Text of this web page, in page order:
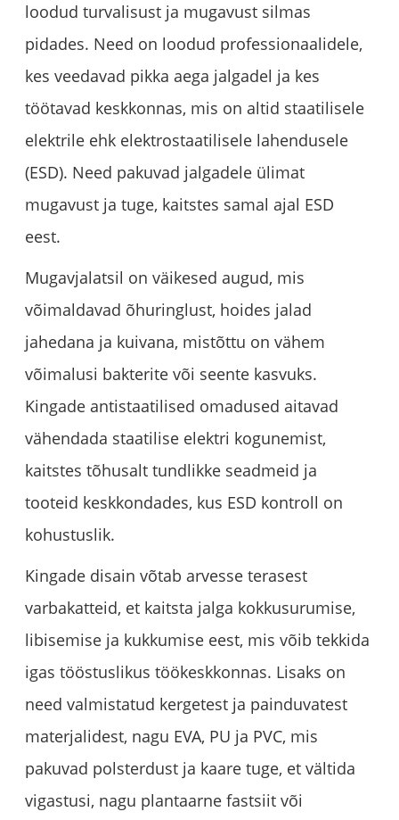
loodud turvalisust ja mugavust silmas
pidades. Need on loodud professionaalidele,
kes veedavad pikka aega jalgadel ja kes
töötavad keskkonnas, mis on altid staatilisele
elektrile ehk elektrostaatilisele lahendusele
(ESD). Need pakuvad jalgadele ülimat
mugavust ja tuge, kaitstes samal ajal ESD
eest.
Mugavjalatsil on väikesed augud, mis
võimaldavad õhuringlust, hoides jalad
jahedana ja kuivana, mistõttu on vähem
võimalusi bakterite või seente kasvuks.
Kingade antistaatilised omadused aitavad
vähendada staatilise elektri kogunemist,
kaitstes tõhusalt tundlikke seadmeid ja
tooteid keskkondades, kus ESD kontroll on
kohustuslik.
Kingade disain võtab arvesse terasest
varbakatteid, et kaitsta jalga kokkusurumise,
libisemise ja kukkumise eest, mis võib tekkida
igas tööstuslikus töökeskkonnas. Lisaks on
need valmistatud kergetest ja painduvatest
materjalidest, nagu EVA, PU ja PVC, mis
pakuvad polsterdust ja kaare tuge, et vältida
vigastusi, nagu plantaarne fastsiit või